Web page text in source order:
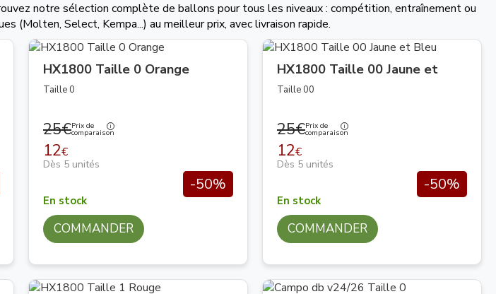
notre sélection complète de ballons pour tous les niveaux : compétition, entraînement ou
(Molten, Select, Kempa...) au meilleur prix, avec livraison rapide.
HX1800 Taille 0 Orange
Taille 0
25€Prix de
comparaison
12€
Dès 5 unités
-50%
En stock
COMMANDER
HX1800 Taille 00 Jaune et
Bleu
Taille 00
25€Prix de
comparaison
12€
Dès 5 unités
-50%
En stock
COMMANDER